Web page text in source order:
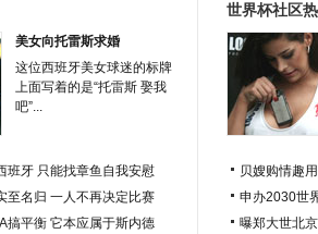
美女向托雷斯求婚
这位西班牙美女球迷的标牌
上面写着的是“托雷斯 娶我
吧”...
班牙 只能找章鱼自我安慰
至名归 一人不再决定比赛
搞平衡 它本应属于斯内德
世界杯社区
贝嫂购情趣
申办2030世
曝郑大世北